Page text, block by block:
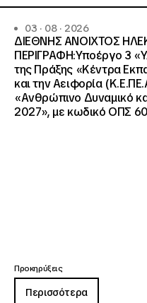
03 · 08 · 2026
ΔΙΕΘΝΗΣ ΑΝΟΙΧΤΟΣ
ΠΕΡΙΓΡΑΦΗ:Υποέργο 3
της Πράξης «Κέντρα
και την Αειφορία
«Ανθρώπινο Δυναμικό
2027», με κωδικό ΟΠΣ
Προκηρύξεις
Περισσότερα